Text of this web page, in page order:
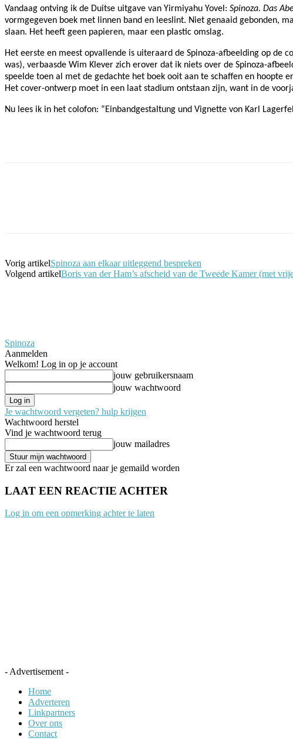
Vandaag ontving ik de Duitse uitgave van Yirmiyahu Yovel: Spinoza. Das
vormgegeven boek met linnen band en leeslint. Niet genaaid gebonden,
slaan. Het heeft geen papieren, maar een plastic omslag.
Het eerste en meest opvallende is uiteraard de Spinoza-afbeelding op de
was), verbaasde Wim Klever zich erover dat ik niets over de Spinoza-
speelde toen al met de gedachte het boek ooit aan te schaffen en hoopte
Het cover-ontwerp moet in een laat stadium ontstaan zijn, want in de
Nu lees ik in het colofon: “Einbandgestaltung und Vignette von Karl
Vorig artikelSpinoza aan elkaar uitleggend bespreken
Volgend artikelBoris van der Ham’s afscheid van de Tweede Kamer (met
Spinoza
Aanmelden
Welkom! Log in op je account
jouw gebruikersnaam
jouw wachtwoord
Je wachtwoord vergeten? hulp krijgen
Wachtwoord herstel
Vind je wachtwoord terug
jouw mailadres
Er zal een wachtwoord naar je gemaild worden
LAAT EEN REACTIE ACHTER
Log in om een opmerking achter te laten
- Advertisement -
Home
Adverteren
Linkpartners
Over ons
Contact